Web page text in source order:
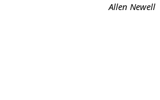
Allen Newell